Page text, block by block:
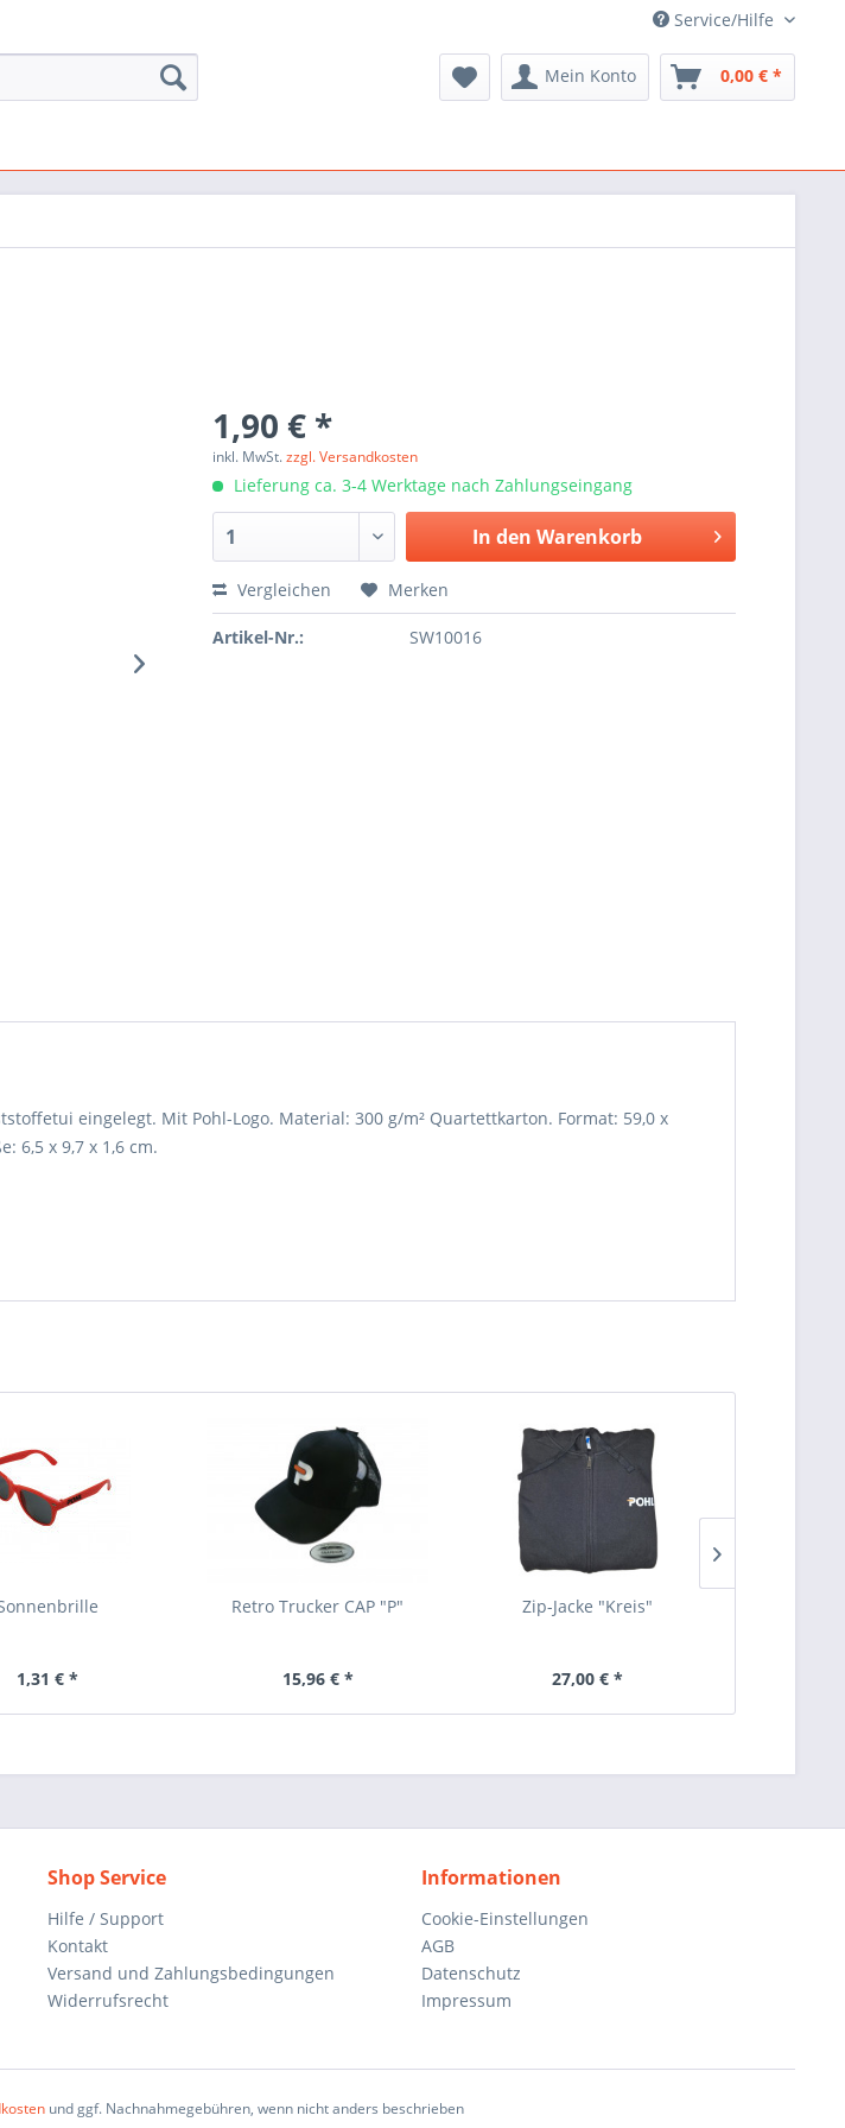
Service/Hilfe
Mein Konto 0,00 € *
1,90 € *
inkl. MwSt.zzgl. Versandkosten
Lieferung ca. 3-4 Werktage nach Zahlungseingang
In den Warenkorb
Vergleichen Merken
Artikel-Nr.: SW10016
eingelegt. Mit Pohl-Logo. Material: 300 g/m² Quartettkarton. Format: 59,0 x
6,5 x 9,7 x 1,6 cm.
1,31 € *
Retro Trucker CAP "P"
15,96 € *
Zip-Jacke "Kreis"
27,00 € *
Shop Service
Hilfe / Support
Kontakt
Versand und Zahlungsbedingungen
Widerrufsrecht
Informationen
Cookie-Einstellungen
AGB
Datenschutz
Impressum
und ggf. Nachnahmegebühren, wenn nicht anders beschrieben